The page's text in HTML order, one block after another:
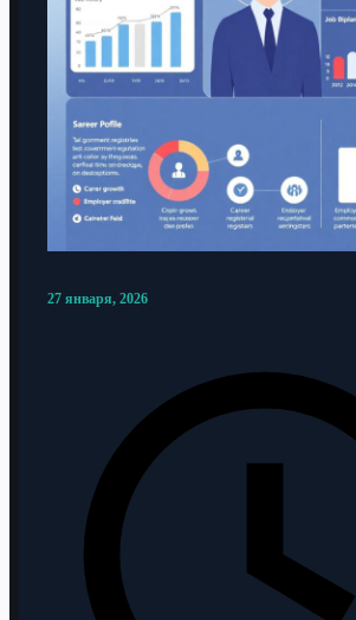
27 января, 2026